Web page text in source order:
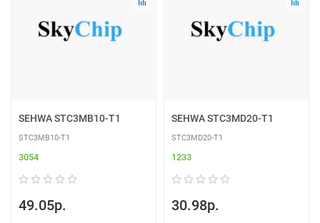
SEHWA STC3MB10-T1
STC3MB10-T1
3054
49.05р.
SEHWA STC3MD20-T1
STC3MD20-T1
1233
30.98р.